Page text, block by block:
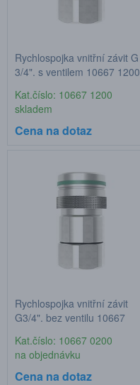
Rychlospojka vnitřní závit G
3/4", s ventilem 10667 1200
Kat.číslo: 10667 1200
skladem
Cena na dotaz
Rychlospojka vnitřní závit
G3/4", bez ventilu 10667
Kat.číslo: 10667 0200
na objednávku
Cena na dotaz